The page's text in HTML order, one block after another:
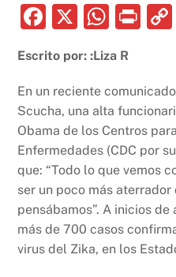
F
c
e
b
o
o
k
X
W
at
s
A
p
p
P
Escrito por: :Liza R
En un reciente
Scucha, una alta
Obama de los Centros
Enfermedades (CDC por
que: “Todo lo que vemos
ser un poco más
pensábamos”. A inicios
más de 700 casos
virus del Zika, en los